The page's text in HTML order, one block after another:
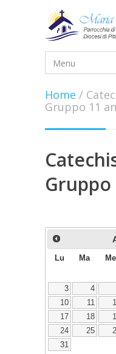
Home /
Gruppo 11
Lu Ma Me
3
4
10
11
17
18
24
25
31